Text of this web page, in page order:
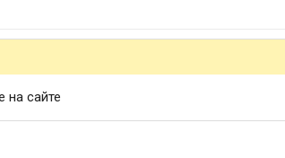
на сайте